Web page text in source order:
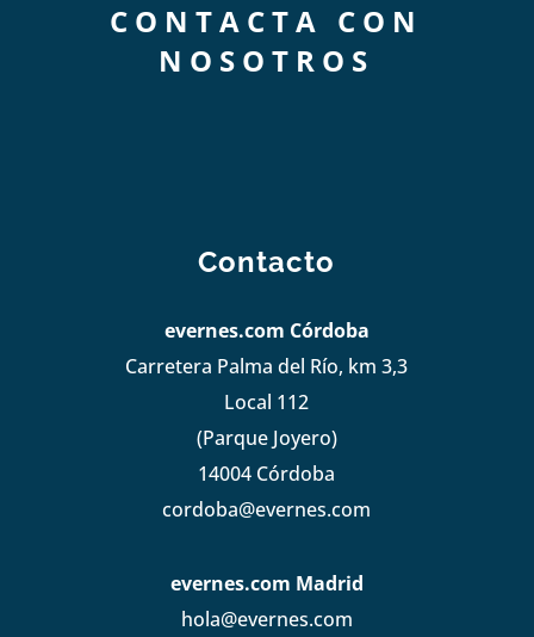
CONTACTA CON
NOSOTROS
Contacto
evernes.com Córdoba
Carretera Palma del Río, km 3,3
Local 112
(Parque Joyero)
14004 Córdoba
cordoba@evernes.com
evernes.com Madrid
hola@evernes.com